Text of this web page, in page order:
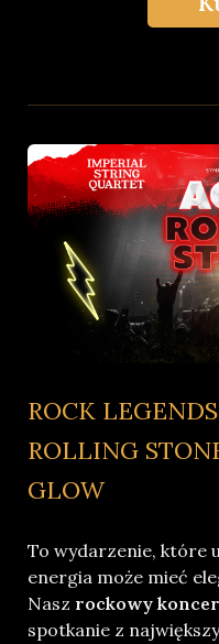
ROCK
ROLLING
GLOW
To wydarzenie, które
energia może mieć
Nasz rockowy
spotkanie z